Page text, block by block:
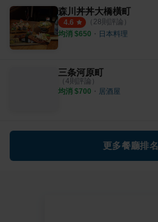
森川丼丼大橋橫町
4.6 （ 28則評論）
均消 $650 ・ 日本料理
三条河原町
（ 4則評論）
均消 $700 ・ 居酒屋
更多餐廳排名